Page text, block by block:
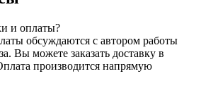
и оплаты?
обсуждаются с автором работы
Вы можете заказать доставку в
производится напрямую